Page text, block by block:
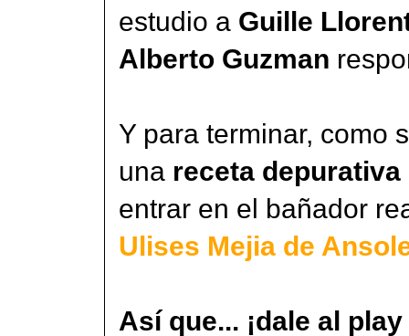
estudio a Guille
Alberto Guzman
Y para terminar, como
una receta depurativa
entrar en el bañador
Ulises Mejia de
Así que... ¡dale al